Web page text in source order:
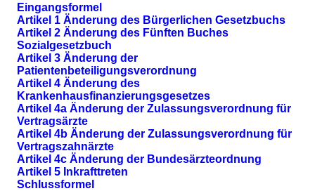
Eingangsformel
Artikel 1 Änderung des Bürgerlichen Gesetzbuchs
Artikel 2 Änderung des Fünften Buches
Sozialgesetzbuch
Artikel 3 Änderung der
Patientenbeteiligungsverordnung
Artikel 4 Änderung des
Krankenhausfinanzierungsgesetzes
Artikel 4a Änderung der Zulassungsverordnung für
Vertragsärzte
Artikel 4b Änderung der Zulassungsverordnung für
Vertragszahnärzte
Artikel 4c Änderung der Bundesärzteordnung
Artikel 5 Inkrafttreten
Schlussformel